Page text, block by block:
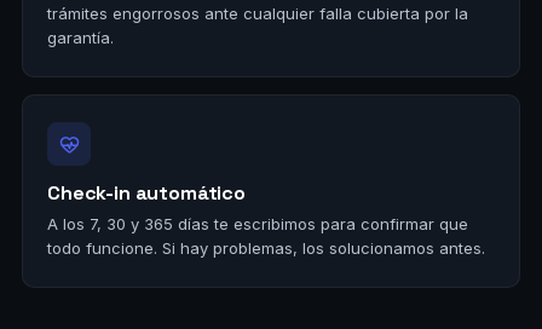
trámites engorrosos ante cualquier falla cubierta por la
garantía.
Check-in automático
A los 7, 30 y 365 días te escribimos para confirmar que
todo funcione. Si hay problemas, los solucionamos antes.